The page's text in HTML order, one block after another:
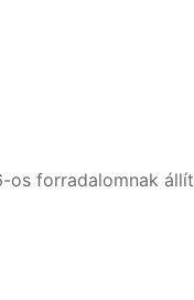
os forradalomnak állít